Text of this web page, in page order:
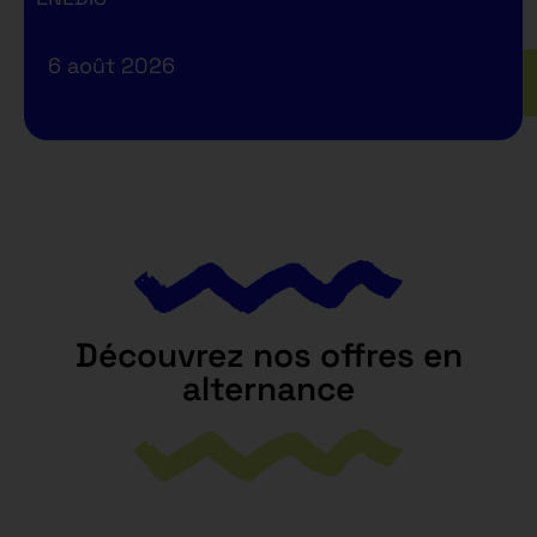
6 août 2026
Découvrez nos offres en
alternance